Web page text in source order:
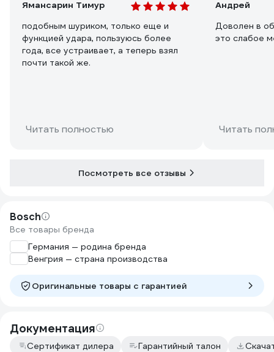
Ямансарин Тимур
подобным шуриком, только еще и
функцией удара, пользуюсь более
года, все устраивает, а теперь взял
почти такой же.
Читать полностью
Андрей
Доволен в
это слабое
Читать
Посмотреть все отзывы
Bosch
Все товары бренда
Германия — родина бренда
Венгрия — страна производства
Оригинальные товары c гарантией
Документация
Сертификат дилера Гарантийный талон